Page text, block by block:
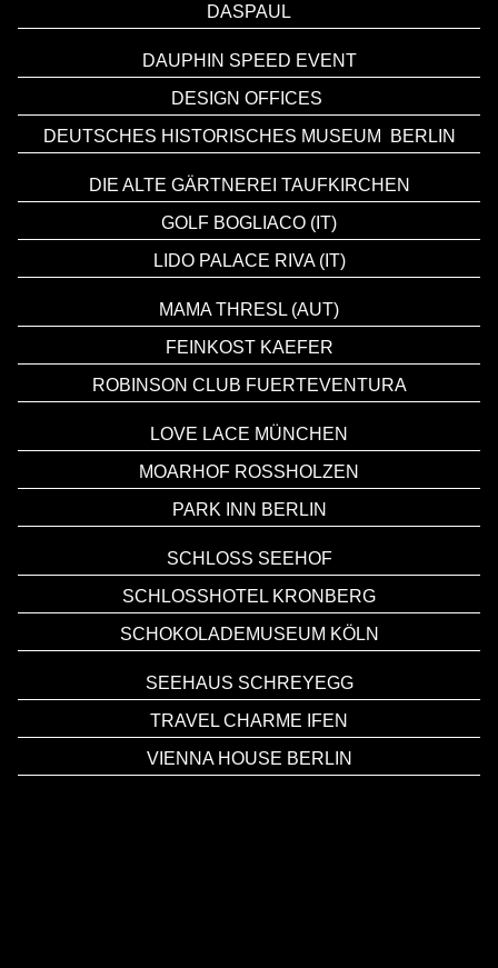
DASPAUL
DAUPHIN SPEED EVENT
DESIGN OFFICES
DEUTSCHES HISTORISCHES MUSEUM
BERLIN
DIE ALTE GÄRTNEREI TAUFKIRCHEN
GOLF BOGLIACO (IT)
LIDO PALACE RIVA (IT)
MAMA THRESL (AUT)
FEINKOST KAEFER
ROBINSON CLUB FUERTEVENTURA
LOVE LACE MÜNCHEN
MOARHOF ROSSHOLZEN
PARK INN BERLIN
SCHLOSS SEEHOF
SCHLOSSHOTEL KRONBERG
SCHOKOLADEMUSEUM KÖLN
SEEHAUS SCHREYEGG
TRAVEL CHARME IFEN
VIENNA HOUSE BERLIN